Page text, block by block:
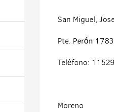
San Miguel,
Pte. Perón
Teléfono:
Moreno